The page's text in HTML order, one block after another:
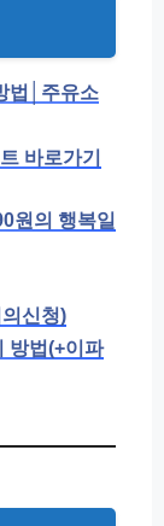
법│주유소
바로가기
원의 행복일
신청)
방법(+이파